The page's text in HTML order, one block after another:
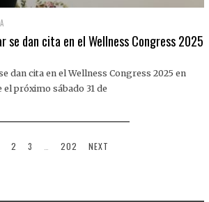
se dan cita en el Wellness Congress 2025
dan cita en el Wellness Congress 2025 en
el próximo sábado 31 de
2 3 202 NEXT